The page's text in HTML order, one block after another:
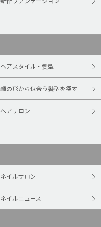
ヘアスタイル・髪型
顔の形から似合う髪型を探す
ヘアサロン
ネイルサロン
ネイルニュース